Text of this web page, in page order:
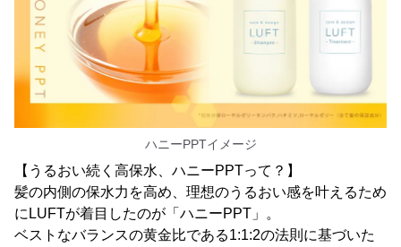
ハニーPPTイメージ
【うるおい続く高保水、ハニーPPTって？】
髪の内側の保水力を高め、理想のうるおい感を叶えるため
にLUFTが着目したのが「ハニーPPT」。
ベストなバランスの黄金比である1:1:2の法則に基づいた